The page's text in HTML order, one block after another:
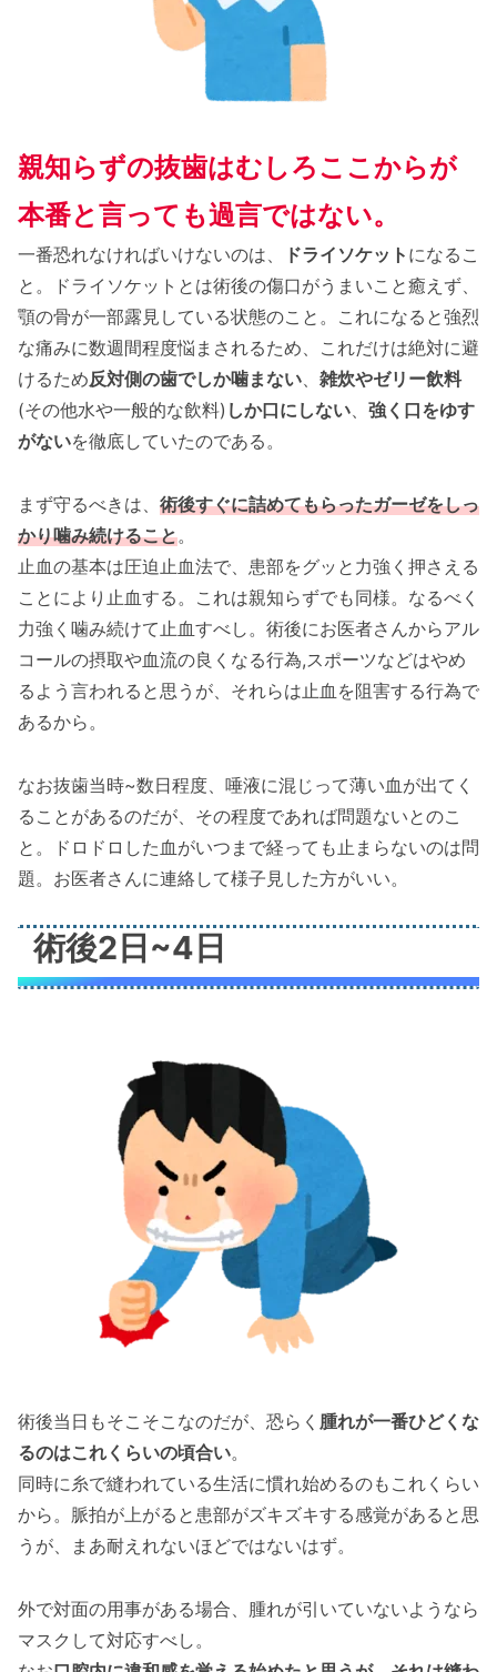
親知らずの抜歯はむしろここからが
本番と言っても過言ではない。
一番恐れなければいけないのは、 ドライソケット になるこ
と。ドライソケットとは術後の傷口がうまいこと癒えず、
顎の骨が一部露見している状態のこと。これになると強烈
な痛みに数週間程度悩まされるため、これだけは絶対に避
けるため反対側の歯でしか噛まない
雑炊やゼリー飲料
(その他水や一般的な飲料) しか口にしない
強く口をゆす
がないを徹底していたのである。
まず守るべきは、 術後すぐに詰めてもらったガーゼをしっ
かり噛み続けること。
止血の基本は圧迫止血法で、患部をグッと力強く押さえる
ことにより止血する。これは親知らずでも同様。なるべく
力強く噛み続けて止血すべし。術後にお医者さんからアル
コールの摂取や血流の良くなる行為,スポーツなどはやめ
るよう言われると思うが、それらは止血を阻害する行為で
あるから。
なお抜歯当時~数日程度、唾液に混じって薄い血が出てく
ることがあるのだが、その程度であれば問題ないとのこ
と。ドロドロした血がいつまで経っても止まらないのは問
題。お医者さんに連絡して様子見した方がいい。
術後2日~4日
術後当日もそこそこなのだが、恐らく 腫れが一番ひどくな
るのはこれくらいの頃合い。
同時に糸で縫われている生活に慣れ始めるのもこれくらい
から。脈拍が上がると患部がズキズキする感覚があると思
うが、まあ耐えれないほどではないはず。
外で対面の用事がある場合、腫れが引いていないようなら
マスクして対応すべし。